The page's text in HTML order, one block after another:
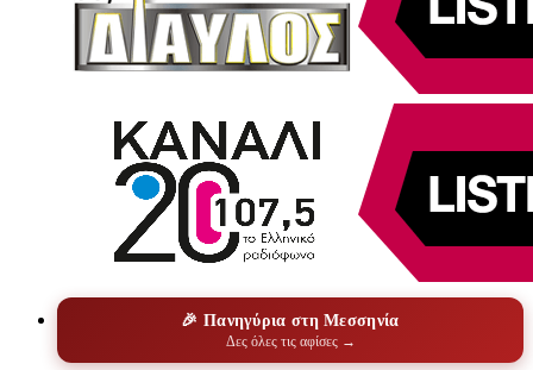
🎉 Πανηγύρια στη Μεσσηνία
Δες όλες τις αφίσες →